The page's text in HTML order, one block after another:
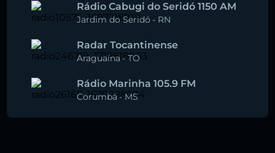
Rádio Cabugi do Seridó 1150 AM
Jardim do Seridó - RN
Radar Tocantinense
Araguaína -TO
Rádio Marinha 105.9 FM
Corumbá-MS